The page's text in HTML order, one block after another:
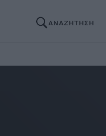
ΑΝΑΖΗΤΗΣΗ